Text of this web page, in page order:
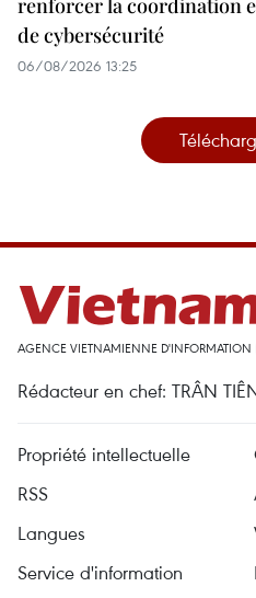
de cybersécurité
06/08/2026 13:25
AGENCE VIETNAMIENNE D'INFORMATION
Rédacteur en chef: TRÂN
Propriété intellectuelle
RSS
Langues
Service d'information